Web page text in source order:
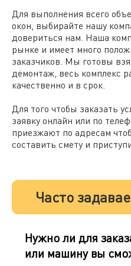
Для выполнения всего
окон, выбирайте нашу
довериться нам. Наша
рынке и имеет много
заказчиков. Мы готовы
демонтаж, весь комплекс
качественно и в срок.
Для того чтобы заказать
заявку онлайн или по
приезжают по адресам
составить смету и
Часто
Нужно ли для
или машину вы